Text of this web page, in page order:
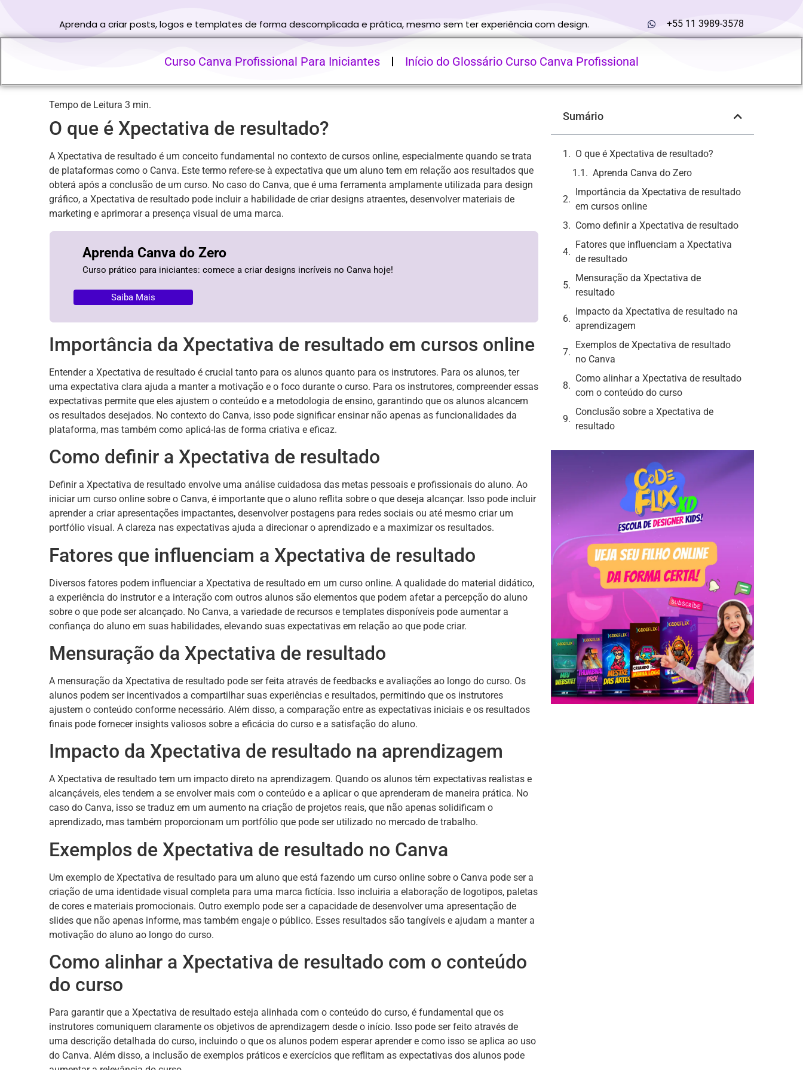
Aprenda a criar posts, logos e templates de forma descomplicada e prática, mesmo sem ter experiência com design. +55 11 3989-3578
Curso Canva Profissional Para Iniciantes Início do Glossário Curso Canva Profissional
O que é Xpectativa de resultado?
A Xpectativa de resultado é um conceito fundamental no contexto de cursos online, especialmente quando se trata
de plataformas como o Canva. Este termo refere-se à expectativa que um aluno tem em relação aos resultados que
obterá após a conclusão de um curso. No caso do Canva, que é uma ferramenta amplamente utilizada para design
gráfico, a Xpectativa de resultado pode incluir a habilidade de criar designs atraentes, desenvolver materiais de
marketing e aprimorar a presença visual de uma marca.
Aprenda Canva do Zero
Curso prático para iniciantes: comece a criar designs incríveis no Canva hoje!
Saiba Mais
Importância da Xpectativa de resultado em cursos online
Entender a Xpectativa de resultado é crucial tanto para os alunos quanto para os instrutores. Para os alunos, ter
uma expectativa clara ajuda a manter a motivação e o foco durante o curso. Para os instrutores, compreender essas
expectativas permite que eles ajustem o conteúdo e a metodologia de ensino, garantindo que os alunos alcancem
os resultados desejados. No contexto do Canva, isso pode significar ensinar não apenas as funcionalidades da
plataforma, mas também como aplicá-las de forma criativa e eficaz.
Como definir a Xpectativa de resultado
Definir a Xpectativa de resultado envolve uma análise cuidadosa das metas pessoais e profissionais do aluno. Ao
iniciar um curso online sobre o Canva, é importante que o aluno reflita sobre o que deseja alcançar. Isso pode incluir
aprender a criar apresentações impactantes, desenvolver postagens para redes sociais ou até mesmo criar um
portfólio visual. A clareza nas expectativas ajuda a direcionar o aprendizado e a maximizar os resultados.
Fatores que influenciam a Xpectativa de resultado
Diversos fatores podem influenciar a Xpectativa de resultado em um curso online. A qualidade do material didático,
a experiência do instrutor e a interação com outros alunos são elementos que podem afetar a percepção do aluno
sobre o que pode ser alcançado. No Canva, a variedade de recursos e templates disponíveis pode aumentar a
confiança do aluno em suas habilidades, elevando suas expectativas em relação ao que pode criar.
Mensuração da Xpectativa de resultado
A mensuração da Xpectativa de resultado pode ser feita através de feedbacks e avaliações ao longo do curso. Os
alunos podem ser incentivados a compartilhar suas experiências e resultados, permitindo que os instrutores
ajustem o conteúdo conforme necessário. Além disso, a comparação entre as expectativas iniciais e os resultados
finais pode fornecer insights valiosos sobre a eficácia do curso e a satisfação do aluno.
Impacto da Xpectativa de resultado na aprendizagem
A Xpectativa de resultado tem um impacto direto na aprendizagem. Quando os alunos têm expectativas realistas e
alcançáveis, eles tendem a se envolver mais com o conteúdo e a aplicar o que aprenderam de maneira prática. No
caso do Canva, isso se traduz em um aumento na criação de projetos reais, que não apenas solidificam o
aprendizado, mas também proporcionam um portfólio que pode ser utilizado no mercado de trabalho.
Exemplos de Xpectativa de resultado no Canva
Um exemplo de Xpectativa de resultado para um aluno que está fazendo um curso online sobre o Canva pode ser a
criação de uma identidade visual completa para uma marca fictícia. Isso incluiria a elaboração de logotipos, paletas
de cores e materiais promocionais. Outro exemplo pode ser a capacidade de desenvolver uma apresentação de
slides que não apenas informe, mas também engaje o público. Esses resultados são tangíveis e ajudam a manter a
motivação do aluno ao longo do curso.
Como alinhar a Xpectativa de resultado com o conteúdo
do curso
Para garantir que a Xpectativa de resultado esteja alinhada com o conteúdo do curso, é fundamental que os
instrutores comuniquem claramente os objetivos de aprendizagem desde o início. Isso pode ser feito através de
uma descrição detalhada do curso, incluindo o que os alunos podem esperar aprender e como isso se aplica ao uso
do Canva. Além disso, a inclusão de exemplos práticos e exercícios que reflitam as expectativas dos alunos pode
Sumário
O que é Xpectativa de resultado?
Aprenda Canva do Zero
Importância da Xpectativa de resultado
em cursos online
Como definir a Xpectativa de resultado
Fatores que influenciam a Xpectativa
de resultado
Mensuração da Xpectativa de
resultado
Impacto da Xpectativa de resultado na
aprendizagem
Exemplos de Xpectativa de resultado
no Canva
Como alinhar a Xpectativa de resultado
com o conteúdo do curso
Conclusão sobre a Xpectativa de
resultado